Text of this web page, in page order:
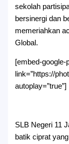
sekolah
bersinergi dan
memeriahkan
Global.
[embed-google-
link=”https://
autoplay=”true”]
SLB Negeri 11
batik ciprat